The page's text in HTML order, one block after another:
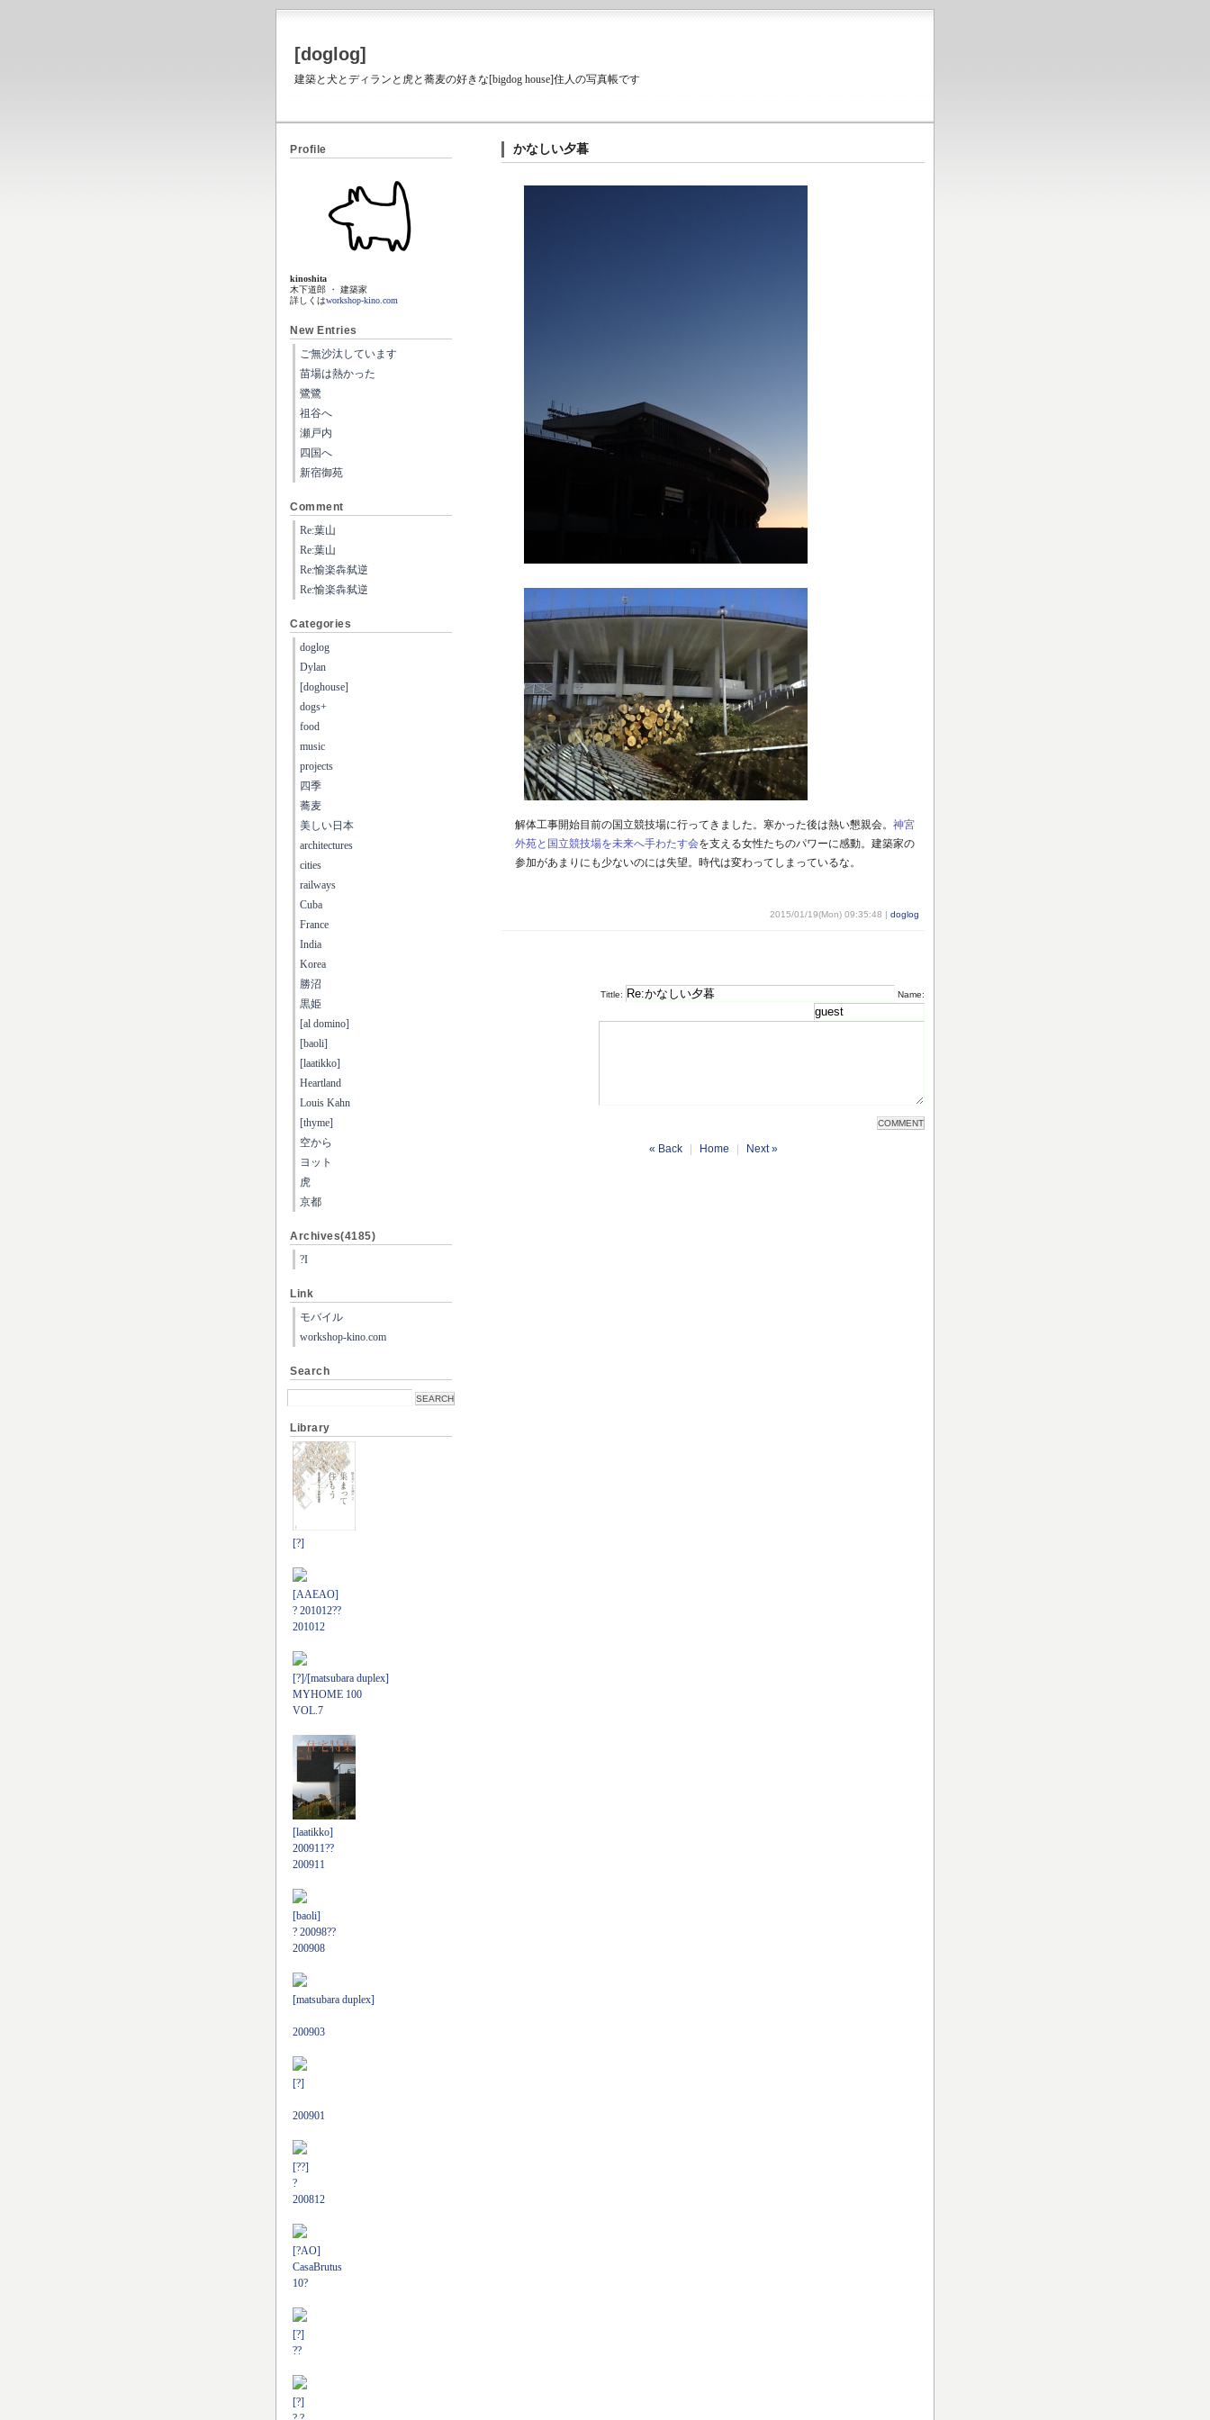
[doglog]
建築と犬とディランと虎と蕎麦の好きな[bigdog house]住人の写真帳です
かなしい夕暮
解体工事開始目前の国立競技場に行ってきました。寒かった後は熱い懇親会。 神宮
外苑と国立競技場を未来へ手わたす会を支える女性たちのパワーに感動。建築家の
参加があまりにも少ないのには失望。時代は変わってしまっているな。
2015/01/19(Mon) 09:35:48 | doglog
Tittle: Name:
« Back | Home | Next »
Profile
kinoshita
木下道郎 ・ 建築家
詳しくはworkshop-kino.com
New Entries
ご無沙汰しています
苗場は熱かった
鷺鷺
祖谷へ
瀬戸内
四国へ
新宿御苑
Comment
Re:葉山
Re:葉山
Re:愉楽犇弑逆
Re:愉楽犇弑逆
Categories
doglog
Dylan
[doghouse]
dogs+
food
music
projects
四季
蕎麦
美しい日本
architectures
cities
railways
Cuba
France
India
Korea
勝沼
黒姫
[al domino]
[baoli]
[laatikko]
Heartland
Louis Kahn
[thyme]
空から
ヨット
虎
京都
Archives(4185)
?I
Link
モバイル
workshop-kino.com
Search
Library
[?]
[AAEAO]
? 201012??
201012
[?]/[matsubara duplex]
MYHOME 100
VOL.7
[laatikko]
200911??
200911
[baoli]
? 20098??
200908
[matsubara duplex]
200903
[?]
200901
[??]
?
200812
[?AO]
CasaBrutus
10?
[?]
??
[?]